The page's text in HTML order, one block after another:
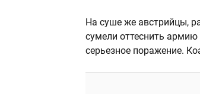
На суше же австрийцы,
сумели оттеснить армию
серьезное поражение.